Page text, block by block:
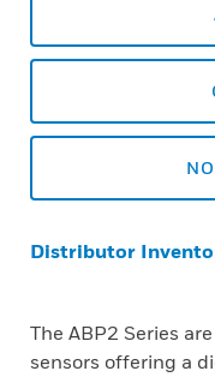
Distributor
The ABP2 Series
sensors offering a